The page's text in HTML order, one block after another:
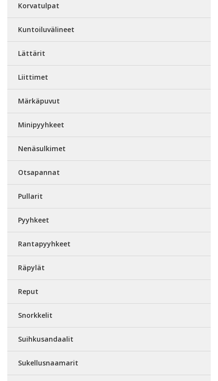
Korvatulpat
Kuntoiluvälineet
Lättärit
Liittimet
Märkäpuvut
Minipyyhkeet
Nenäsulkimet
Otsapannat
Pullarit
Pyyhkeet
Rantapyyhkeet
Räpylät
Reput
Snorkkelit
Suihkusandaalit
Sukellusnaamarit